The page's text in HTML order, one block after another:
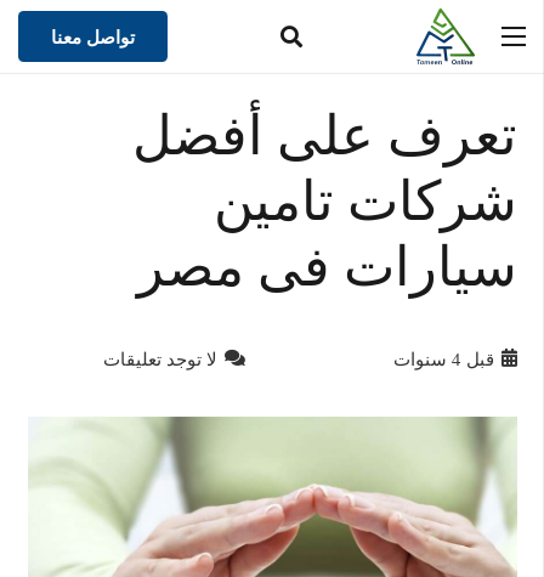
تواصل معنا
تعرف على أفضل
شركات تامين
سيارات فى مصر
قبل 4 سنوات لا توجد تعليقات